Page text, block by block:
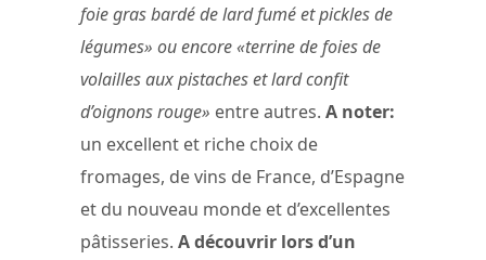
foie gras bardé de lard fumé et pickles de
légumes» ou encore «terrine de foies de
volailles aux pistaches et lard confit
d’oignons rouge» entre autres. A noter:
un excellent et riche choix de
fromages, de vins de France, d’Espagne
et du nouveau monde et d’excellentes
pâtisseries. A découvrir lors d’un